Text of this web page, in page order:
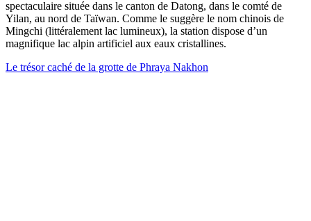
spectaculaire située dans le canton de Datong, dans le comté de
Yilan, au nord de Taïwan. Comme le suggère le nom chinois de
Mingchi (littéralement lac lumineux), la station dispose d’un
magnifique lac alpin artificiel aux eaux cristallines.
Le trésor caché de la grotte de Phraya Nakhon